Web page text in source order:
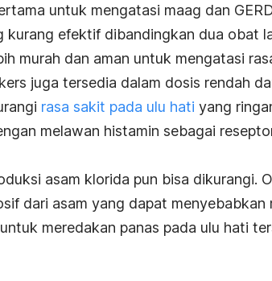
untuk mengatasi maag dan
kurang efektif dibandingkan dua obat
murah dan aman untuk mengatasi
juga tersedia dalam dosis rendah
rasa sakit pada ulu hati yang
melawan histamin sebagai
asam klorida pun bisa dikurangi.
dari asam yang dapat menyebabkan
untuk meredakan panas pada ulu hati